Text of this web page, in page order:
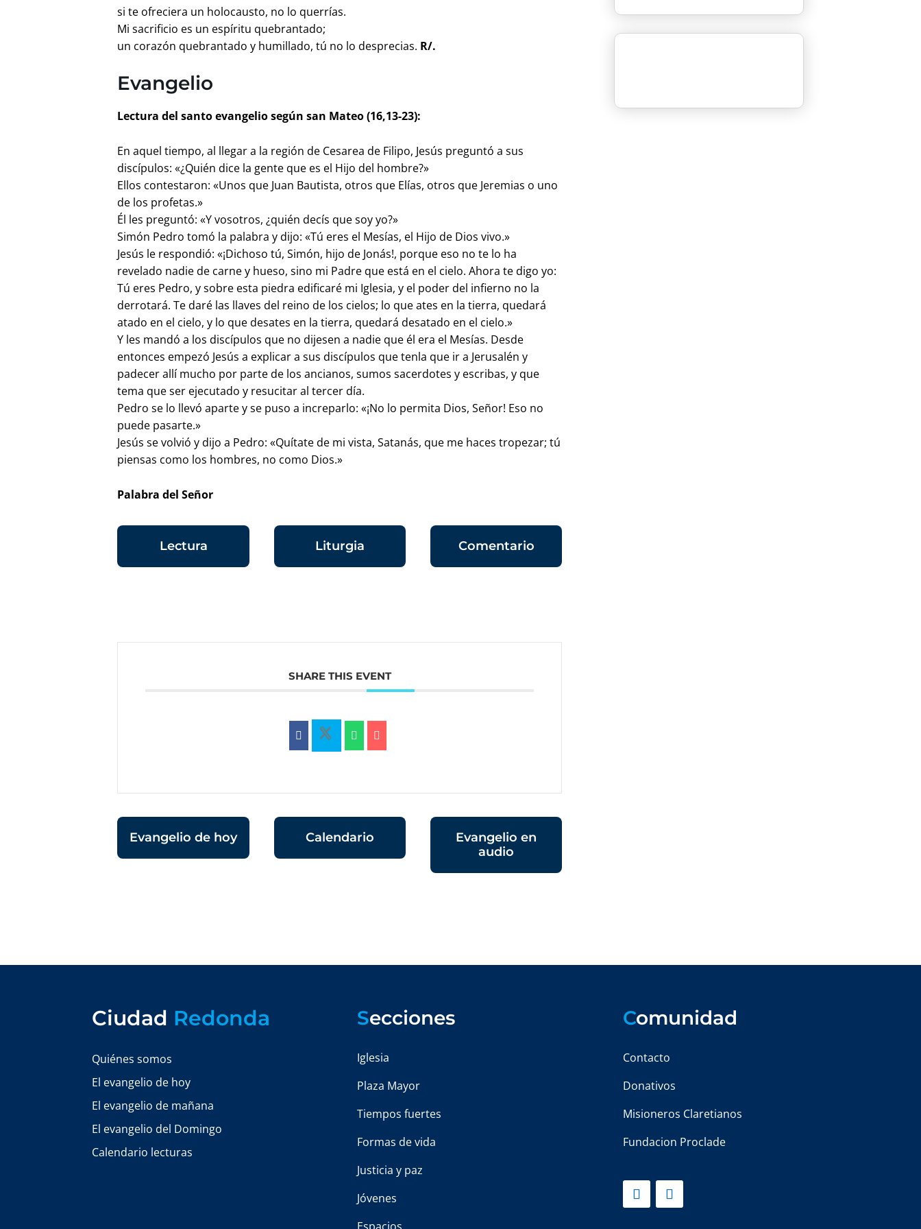
si te ofreciera un holocausto, no lo querrías.
Mi sacrificio es un espíritu quebrantado;
un corazón quebrantado y humillado, tú no lo desprecias. R/.
Evangelio
Lectura del santo evangelio según san Mateo (16,13-23):
En aquel tiempo, al llegar a la región de Cesarea de Filipo, Jesús preguntó a sus
discípulos: «¿Quién dice la gente que es el Hijo del hombre?»
Ellos contestaron: «Unos que Juan Bautista, otros que Elías, otros que Jeremias o uno
de los profetas.»
Él les preguntó: «Y vosotros, ¿quién decís que soy yo?»
Simón Pedro tomó la palabra y dijo: «Tú eres el Mesías, el Hijo de Dios vivo.»
Jesús le respondió: «¡Dichoso tú, Simón, hijo de Jonás!, porque eso no te lo ha
revelado nadie de carne y hueso, sino mi Padre que está en el cielo. Ahora te digo yo:
Tú eres Pedro, y sobre esta piedra edificaré mi Iglesia, y el poder del infierno no la
derrotará. Te daré las llaves del reino de los cielos; lo que ates en la tierra, quedará
atado en el cielo, y lo que desates en la tierra, quedará desatado en el cielo.»
Y les mandó a los discípulos que no dijesen a nadie que él era el Mesías. Desde
entonces empezó Jesús a explicar a sus discípulos que tenla que ir a Jerusalén y
padecer allí mucho por parte de los ancianos, sumos sacerdotes y escribas, y que
tema que ser ejecutado y resucitar al tercer día.
Pedro se lo llevó aparte y se puso a increparlo: «¡No lo permita Dios, Señor! Eso no
puede pasarte.»
Jesús se volvió y dijo a Pedro: «Quítate de mi vista, Satanás, que me haces tropezar; tú
piensas como los hombres, no como Dios.»
Palabra del Señor
Lectura Liturgia Comentario
SHARE THIS EVENT
Evangelio de hoy Calendario
Evangelio en
audio
Ciudad Redonda
Quiénes somos
El evangelio de hoy
El evangelio de mañana
El evangelio del Domingo
Calendario lecturas
Secciones
Iglesia
Plaza Mayor
Tiempos fuertes
Formas de vida
Justicia y paz
Jóvenes
Comunidad
Contacto
Donativos
Misioneros Claretianos
Fundacion Proclade